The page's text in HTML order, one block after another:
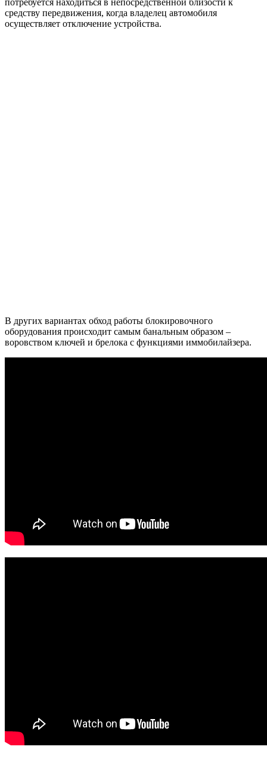
потребуется находиться в непосредственной близости к
средству передвижения, когда владелец автомобиля
осуществляет отключение устройства.
В других вариантах обход работы блокировочного
оборудования происходит самым банальным образом –
воровством ключей и брелока с функциями иммобилайзера.